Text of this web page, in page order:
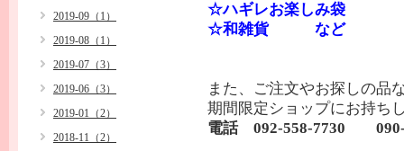
☆ハギレお楽しみ袋
☆和雑貨 など
また、ご注文やお探しの品
期間限定ショップにお持
電話 092-558-7730 090-
2019-09（1）
2019-08（1）
2019-07（3）
2019-06（3）
2019-01（2）
2018-11（2）